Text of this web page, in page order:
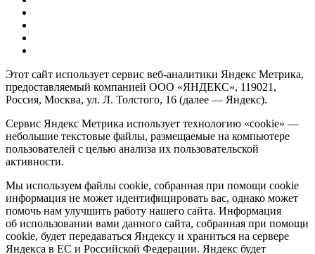
Этот сайт использует сервис веб-аналитики Яндекс Метрика,
предоставляемый компанией ООО «ЯНДЕКС», 119021,
Россия, Москва, ул. Л. Толстого, 16 (далее — Яндекс).
Сервис Яндекс Метрика использует технологию «cookie» —
небольшие текстовые файлы, размещаемые на компьютере
пользователей с целью анализа их пользовательской
активности.
Мы используем файлы cookie, собранная при помощи cookie
информация не может идентифицировать вас, однако может
помочь нам улучшить работу нашего сайта. Информация
об использовании вами данного сайта, собранная при помощи
cookie, будет передаваться Яндексу и храниться на сервере
Яндекса в ЕС и Российской Федерации. Яндекс будет